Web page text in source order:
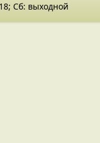
Сб: выходной